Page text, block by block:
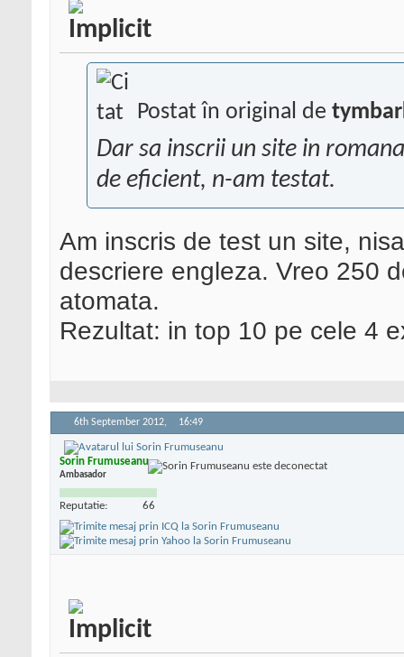
Postat în original de
Dar sa inscrii un site in
de eficient, n-am testat.
Am inscris de test un site,
descriere engleza. Vreo 250
atomata.
Rezultat: in top 10 pe cele 4
6th September 2012, 16:49
Sorin Frumuseanu
Ambasador
Reputatie: 66